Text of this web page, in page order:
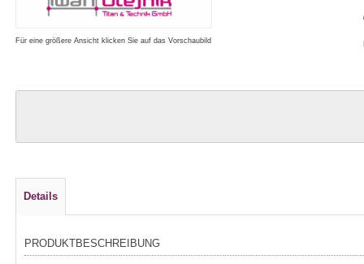
Für eine größere Ansicht klicken Sie auf das Vorschaubild
Details
PRODUKTBESCHREIBUNG